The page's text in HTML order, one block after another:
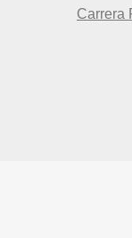
Carrera